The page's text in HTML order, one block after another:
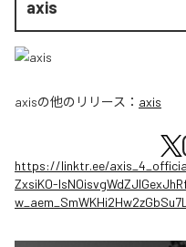
axis
axisの他のリリース： axis
https://linktr.ee/
ZxsiKO-